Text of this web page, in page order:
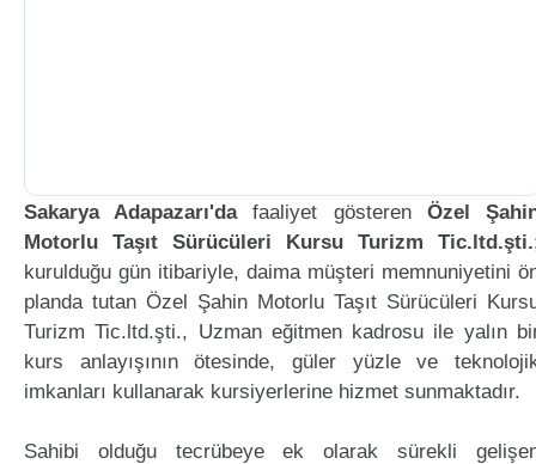
Sakarya Adapazarı'dafaaliyet gösteren Özel
Motorlu Taşıt Sürücüleri Kursu Turizm Tic.ltd.şti.
kurulduğu gün itibariyle, daima müşteri memnuniyetini
planda tutan Özel Şahin Motorlu Taşıt Sürücüleri
Turizm Tic.ltd.şti., Uzman eğitmen kadrosu ile yalın
kurs anlayışının ötesinde, güler yüzle ve
imkanları kullanarak kursiyerlerine hizmet sunmaktadır.
Sahibi olduğu tecrübeye ek olarak sürekli